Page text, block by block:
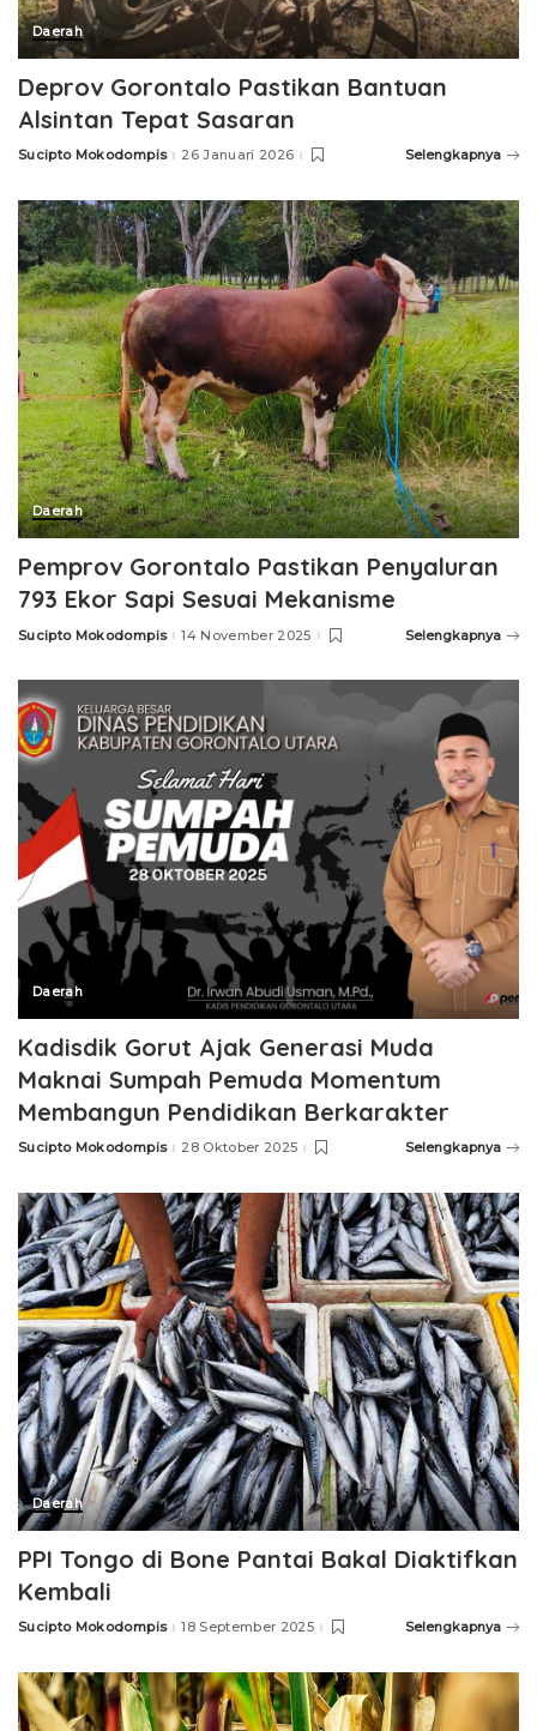
Daerah
Deprov Gorontalo Pastikan Bantuan
Alsintan Tepat Sasaran
Posted
Sucipto Mokodompis 26 Januari 2026 Selengkapnya
Daerah
Pemprov Gorontalo Pastikan Penyaluran
793 Ekor Sapi Sesuai Mekanisme
Posted
Sucipto Mokodompis 14 November 2025 Selengkapnya
Daerah
Kadisdik Gorut Ajak Generasi Muda
Maknai Sumpah Pemuda Momentum
Membangun Pendidikan Berkarakter
Posted
Sucipto Mokodompis 28 Oktober 2025 Selengkapnya
Daerah
PPI Tongo di Bone Pantai Bakal Diaktifkan
Kembali
Posted
Sucipto Mokodompis 18 September 2025 Selengkapnya